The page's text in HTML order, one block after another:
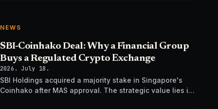
NEWS
SBI-Coinhako Deal: Why a Financial Group
Buys a Regulated Crypto Exchange
2026. July 18.
SBI Holdings acquired a majority stake in Singapore's
Coinhako after MAS approval. The strategic value lies in